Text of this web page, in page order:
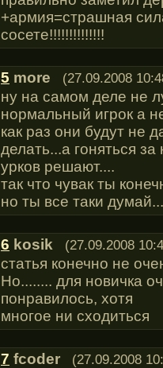
+армия=страшная
сосете!!!!!!!!!!!!!!
5 more (27.09.2008
ну на самом деле не
нормальный игрок а
как раз они будут не
делать...а гоняться
урков решают....
так что чувак ты
но ты все таки
6 kosik (27.09.2008
статья конечно не
Но........ для новичка
понравилось, хотя
многое ни сходиться
7 fcoder (27.09.2008